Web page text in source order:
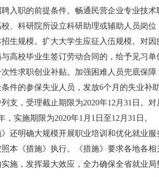
入职的前提条件。畅通民营企业专业技
、科研院所设立科研助理或辅助人员岗
生规模。扩大大学生应征入伍规模。对
与高校毕业生签订劳动合同的，给予见习
性求职创业补贴。加强困难人员兜底保
件的参保失业人员，发放6个月的失业补
支，受理截止期限为2020年12月31日。
，实施期限为2020年1月1日至12月31日。
》还明确大规模开展职业培训和优化就业
本《措施》执行。《措施》要求各地各
施，发挥最大效应，全力确保全省就业局